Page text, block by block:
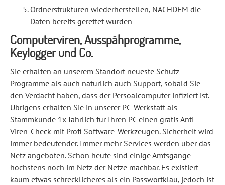
Ordnerstrukturen wiederherstellen, NACHDEM die
Daten bereits gerettet wurden
Computerviren, Ausspähprogramme,
Keylogger und Co.
Sie erhalten an unserem Standort neueste Schutz-
Programme als auch natürlich auch Support, sobald Sie
den Verdacht haben, dass der Persoalcomputer infiziert ist.
Übrigens erhalten Sie in unserer PC-Werkstatt als
Stammkunde 1x Jährlich für Ihren PC einen gratis Anti-
Viren-Check mit Profi Software-Werkzeugen. Sicherheit wird
immer bedeutender. Immer mehr Services werden über das
Netz angeboten. Schon heute sind einige Amtsgänge
höchstens noch im Netz der Netze machbar. Es existiert
kaum etwas schrecklicheres als ein Passwortklau, jedoch ist